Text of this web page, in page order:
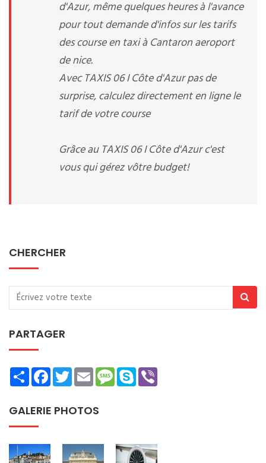
d'Azur, même quelques heures à l'avance
pour tout demande d'infos sur les tarifs
des course en taxi à Cantaron aeroport
de nice.
Avec TAXIS 06 I Côte d'Azur pas de
surprise, calculez directement en ligne le
tarif de votre course
Grâce au TAXIS 06 I Côte d'Azur c'est
vous qui gérez vôtre budget!
CHERCHER
PARTAGER
ShareFacebookTwitterEmailMessage
Skype
GALERIE PHOTOS